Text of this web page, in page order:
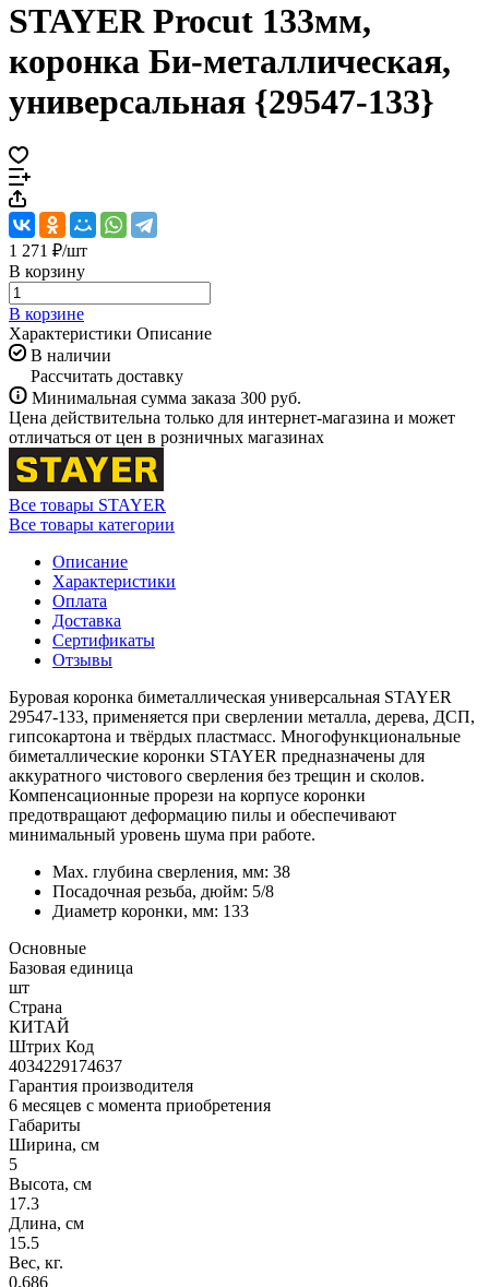
STAYER Procut 133мм,
коронка Би-металлическая,
универсальная {29547-133}
1 271 ₽/шт
В корзину
В корзине
Характеристики Описание
В наличии
Рассчитать доставку
Минимальная сумма заказа 300 руб.
Цена действительна только для интернет-магазина и может
отличаться от цен в розничных магазинах
Все товары STAYER
Все товары категории
Описание
Характеристики
Оплата
Доставка
Сертификаты
Отзывы
Буровая коронка биметаллическая универсальная STAYER
29547-133, применяется при сверлении металла, дерева, ДСП,
гипсокартона и твёрдых пластмасс. Многофункциональные
биметаллические коронки STAYER предназначены для
аккуратного чистового сверления без трещин и сколов.
Компенсационные прорези на корпусе коронки
предотвращают деформацию пилы и обеспечивают
минимальный уровень шума при работе.
Max. глубина сверления, мм: 38
Посадочная резьба, дюйм: 5/8
Диаметр коронки, мм: 133
Основные
Базовая единица
шт
Страна
КИТАЙ
Штрих Код
4034229174637
Гарантия производителя
6 месяцев с момента приобретения
Габариты
Ширина, см
5
Высота, см
17.3
Длина, см
15.5
Вес, кг.
0.686